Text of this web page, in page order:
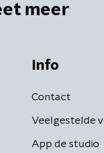
meer
Info
Contact
Veelgestelde
App de studio